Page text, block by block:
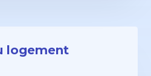
logement